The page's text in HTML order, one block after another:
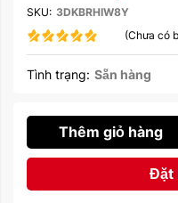
SKU: 3DKBRHIW8Y
(Chưa có
Tình trạng: Sẵn hàng
Thêm giỏ hàng
Đặt